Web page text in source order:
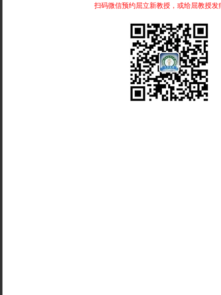
扫码微信预约屈立新教授，或给屈教授发